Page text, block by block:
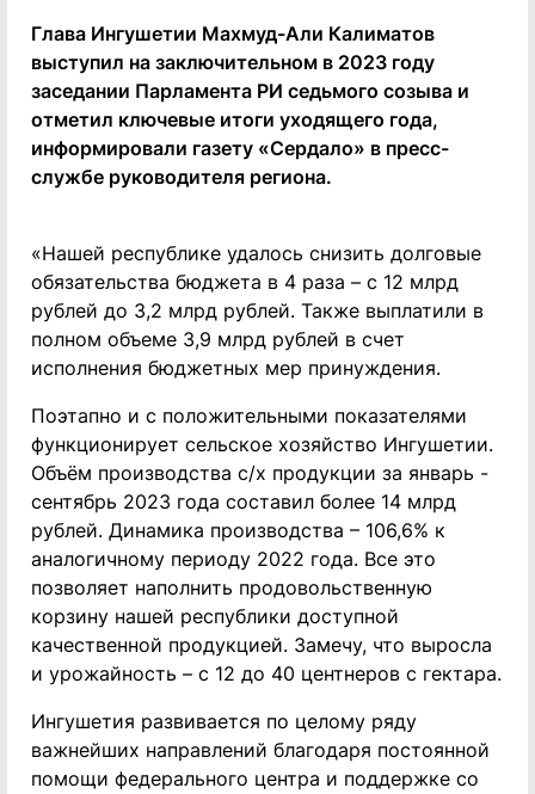
Глава Ингушетии Махмуд-Али Калиматов
выступил на заключительном в 2023 году
заседании Парламента РИ седьмого созыва и
отметил ключевые итоги уходящего года,
информировали газету «Сердало» в пресс-
службе руководителя региона.
«Нашей республике удалось снизить долговые
обязательства бюджета в 4 раза – с 12 млрд
рублей до 3,2 млрд рублей. Также выплатили в
полном объеме 3,9 млрд рублей в счет
исполнения бюджетных мер принуждения.
Поэтапно и с положительными показателями
функционирует сельское хозяйство Ингушетии.
Объём производства с/х продукции за январь -
сентябрь 2023 года составил более 14 млрд
рублей. Динамика производства – 106,6% к
аналогичному периоду 2022 года. Все это
позволяет наполнить продовольственную
корзину нашей республики доступной
качественной продукцией. Замечу, что выросла
и урожайность – с 12 до 40 центнеров с гектара.
Ингушетия развивается по целому ряду
важнейших направлений благодаря постоянной
помощи федерального центра и поддержке со